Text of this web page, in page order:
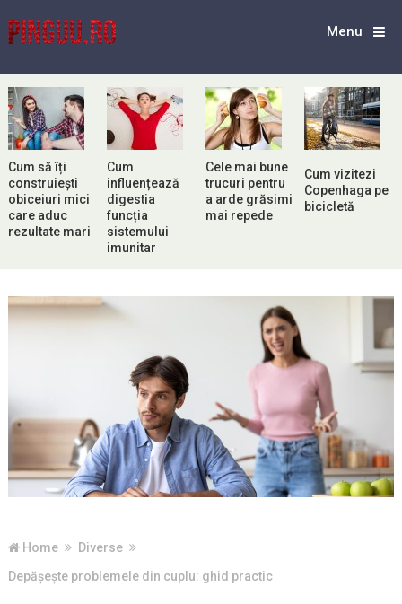
Menu
Cum să îți
construiești
obiceiuri mici
care aduc
rezultate mari
Cum
influențează
digestia
funcția
sistemului
imunitar
Cele mai bune
trucuri pentru
a arde grăsimi
mai repede
Cum vizitezi
Copenhaga pe
bicicletă
Home
Diverse
Depășește problemele din cuplu: ghid practic